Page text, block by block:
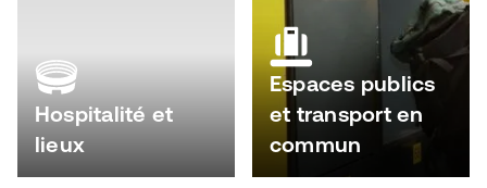
Hospitalité et
lieux
Espaces publics
et transport en
commun